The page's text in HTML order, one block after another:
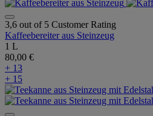
3,6 out of 5 Customer Rating
Kaffeebereiter aus Steinzeug
1 L
80,00 €
+ 13
+ 15